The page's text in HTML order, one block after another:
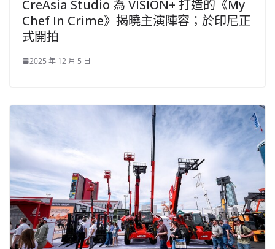
CreAsia Studio 為 VISION+ 打造的《My
Chef In Crime》揭曉主演陣容；於印尼正
式開拍
2025 年 12 月 5 日